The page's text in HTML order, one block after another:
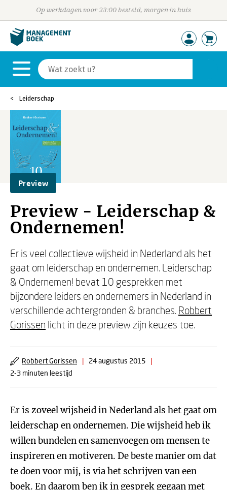
Op werkdagen voor 23:00 besteld, morgen in huis
Leiderschap
Preview
Preview - Leiderschap &
Ondernemen!
Er is veel collectieve wijsheid in Nederland als het
gaat om leiderschap en ondernemen. Leiderschap
& Ondernemen! bevat 10 gesprekken met
bijzondere leiders en ondernemers in Nederland in
verschillende achtergronden & branches. Robbert
Gorissen licht in deze preview zijn keuzes toe.
Robbert Gorissen | 24 augustus 2015
|
2-3 minuten leestijd
Er is zoveel wijsheid in Nederland als het gaat om
leiderschap en ondernemen. Die wijsheid heb ik
willen bundelen en samenvoegen om mensen te
inspireren en motiveren. De beste manier om dat
te doen voor mij, is via het schrijven van een
boek. En daarom ben ik in gesprek gegaan met